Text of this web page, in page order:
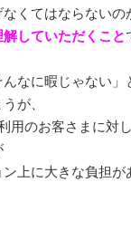
くてはならないの
していただくこと
なに暇じゃない」
が、
用のお客さまに対し
上に大きな負担が